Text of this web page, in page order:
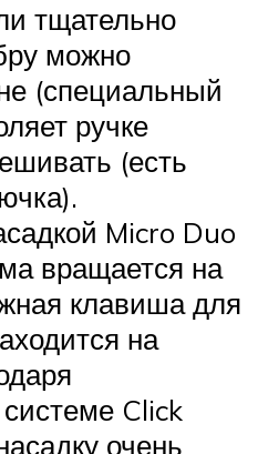
тщательно
можно
(специальный
ручке
(есть
Micro Duo
вращается на
клавиша для
на
Click
очень